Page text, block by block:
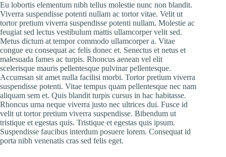
Eu lobortis elementum nibh tellus molestie nunc non blandit.
Viverra suspendisse potenti nullam ac tortor vitae. Velit ut
tortor pretium viverra suspendisse potenti nullam. Molestie ac
feugiat sed lectus vestibulum mattis ullamcorper velit sed.
Metus dictum at tempor commodo ullamcorper a. Vitae
congue eu consequat ac felis donec et. Senectus et netus et
malesuada fames ac turpis. Rhoncus aenean vel elit
scelerisque mauris pellentesque pulvinar pellentesque.
Accumsan sit amet nulla facilisi morbi. Tortor pretium viverra
suspendisse potenti. Vitae tempus quam pellentesque nec nam
aliquam sem et. Quis blandit turpis cursus in hac habitasse.
Rhoncus urna neque viverra justo nec ultrices dui. Fusce id
velit ut tortor pretium viverra suspendisse. Bibendum ut
tristique et egestas quis. Tristique et egestas quis ipsum.
Suspendisse faucibus interdum posuere lorem. Consequat id
porta nibh venenatis cras sed felis eget.